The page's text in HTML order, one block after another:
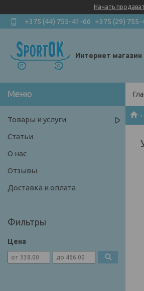
Начать
+375 (44) 755-41-66 +375 (29) 755-
Интернет
Товары и услуги
Статьи
О нас
Отзывы
Доставка и оплата
Фильтры
Цена